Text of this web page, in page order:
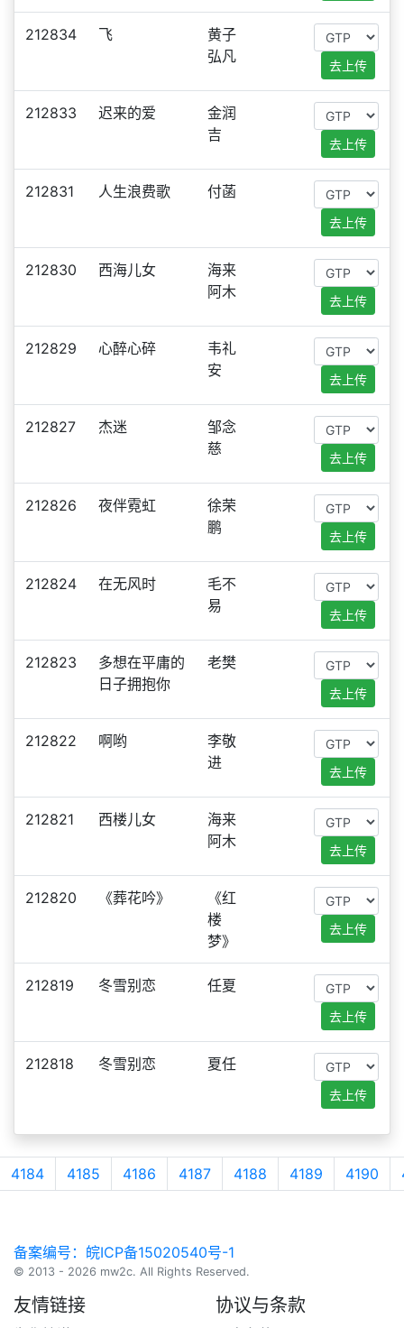
212834 飞
黄子
弘凡
去上传
212833 迟来的爱
金润
吉
去上传
212831 人生浪费歌 付菡
去上传
212830 西海儿女
海来
阿木
去上传
212829 心醉心碎
韦礼
安
去上传
212827 杰迷
邹念
慈
去上传
212826 夜伴霓虹
徐荣
鹏
去上传
212824 在无风时
毛不
易
去上传
212823
多想在平庸的
日子拥抱你
老樊
去上传
212822 啊哟
李敬
进
去上传
212821 西楼儿女
海来
阿木
去上传
212820 《葬花吟》
《红
楼
梦》
去上传
212819 冬雪别恋 任夏
去上传
212818 冬雪别恋 夏任
去上传
4184 4185 4186 4187 4188 4189 4190
备案编号：皖ICP备15020540号-1
© 2013 - 2026 mw2c. All Rights Reserved.
友情链接 协议与条款